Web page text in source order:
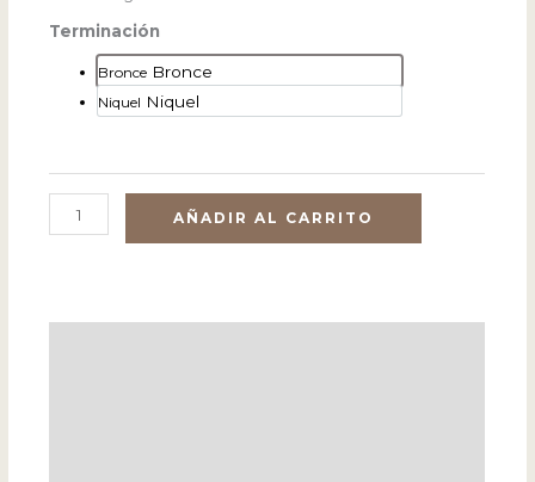
Terminación
Bronce Bronce
Niquel Niquel
AÑADIR AL CARRITO